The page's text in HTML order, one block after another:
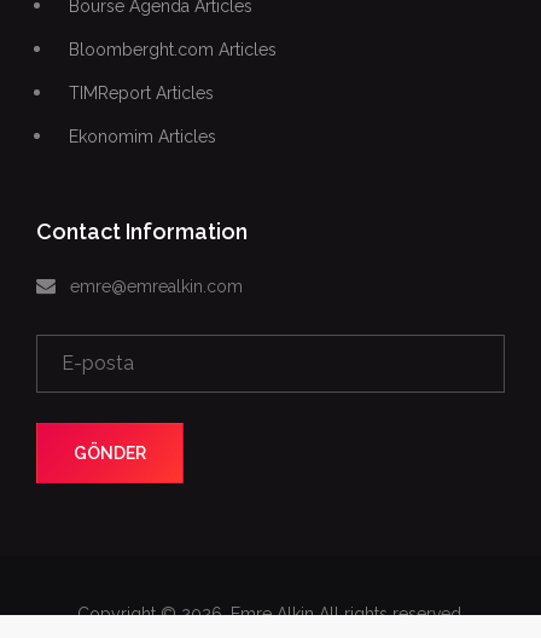
Bourse Agenda Articles
Bloomberght.com Articles
TIMReport Articles
Ekonomim Articles
Contact Information
emre@emrealkin.com
GÖNDER
Copyright © 2026. Emre Alkin All rights reserved.